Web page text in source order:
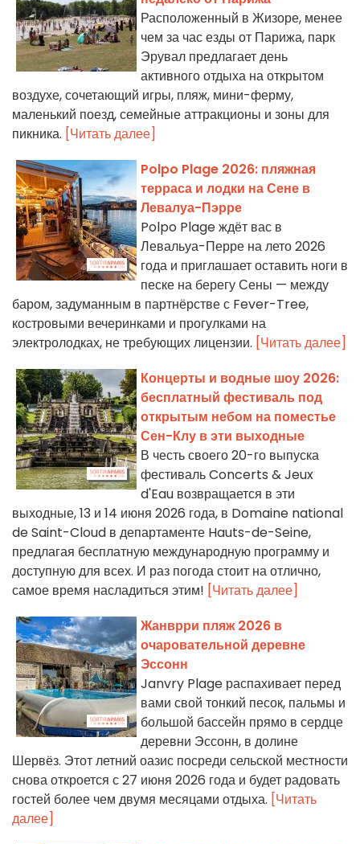
Расположенный в Жизоре, менее
чем за час езды от Парижа, парк
Эрувал предлагает день
активного отдыха на открытом
воздухе, сочетающий игры, пляж, мини-ферму,
маленький поезд, семейные аттракционы и зоны для
пикника. [Читать далее]
Polpo Plage 2026: пляжная
терраса и лодки на Сене в
Левалуа-Пэрре
Polpo Plage ждёт вас в
Левальуа-Перре на лето 2026
года и приглашает оставить ноги в
песке на берегу Сены — между
баром, задуманным в партнёрстве с Fever-Tree,
костровыми вечеринками и прогулками на
электролодках, не требующих лицензии. [Читать далее]
Концерты и водные шоу 2026:
бесплатный фестиваль под
открытым небом на поместье
Сен-Клу в эти выходные
В честь своего 20-го выпуска
фестиваль Concerts & Jeux
d'Eau возвращается в эти
выходные, 13 и 14 июня 2026 года, в Domaine national
de Saint-Cloud в департаменте Hauts-de-Seine,
предлагая бесплатную международную программу и
доступную для всех. И раз погода стоит на отлично,
самое время насладиться этим! [Читать далее]
Жанврри пляж 2026 в
очаровательной деревне
Эссонн
Janvry Plage распахивает перед
вами свой тонкий песок, пальмы и
большой бассейн прямо в сердце
деревни Эссонн, в долине
Шервёз. Этот летний оазис посреди сельской местности
снова откроется с 27 июня 2026 года и будет радовать
гостей более чем двумя месяцами отдыха. [Читать
далее]